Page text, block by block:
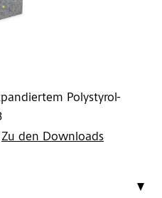
Polystyrol-
Zu den Downloads